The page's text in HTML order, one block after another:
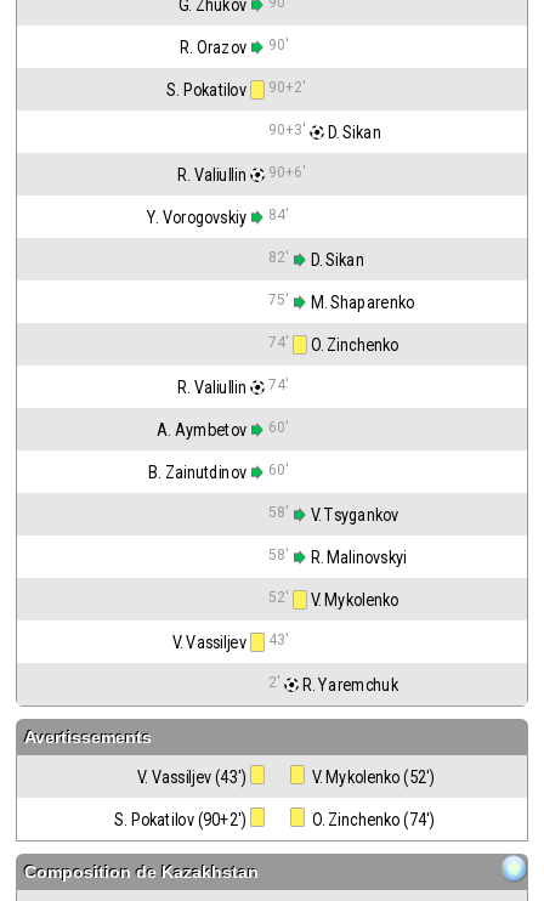
G. Zhukov
R. Orazov 90'
S. Pokatilov 90+2'
90+3' D. Sikan
R. Valiullin 90+6'
Y. Vorogovskiy 84'
82' D. Sikan
75' M. Shaparenko
74' O. Zinchenko
R. Valiullin 74'
A. Aymbetov 60'
B. Zainutdinov 60'
58' V. Tsygankov
58' R. Malinovskyi
52' V. Mykolenko
V. Vassiljev 43'
2' R. Yaremchuk
Avertissements
V. Vassiljev (43') V. Mykolenko (52')
S. Pokatilov (90+2') O. Zinchenko (74')
Composition de Kazakhstan